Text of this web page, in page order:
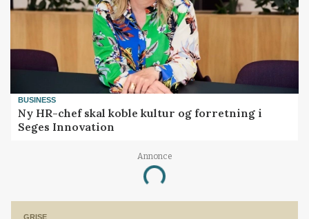
BUSINESS
Ny HR-chef skal koble kultur og forretning i
Seges Innovation
Annonce
Loading...
GRISE